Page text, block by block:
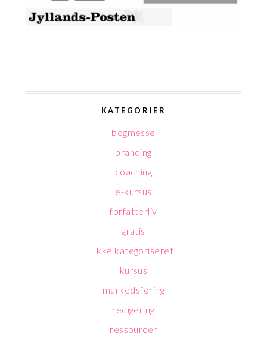
KATEGORIER
bogmesse
branding
coaching
e-kursus
forfatterliv
gratis
Ikke kategoriseret
kursus
markedsføring
redigering
ressourcer